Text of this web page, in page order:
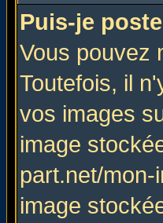
Puis-je
Vous pouvez
Toutefois, il
vos images
image
part.net/
image